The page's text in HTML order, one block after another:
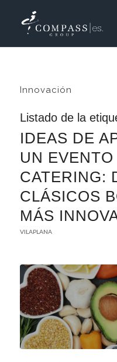
Innovación
Listado de la
IDEAS DE
UN EVENTO
CATERING:
CLÁSICOS
MÁS
VILAPLANA